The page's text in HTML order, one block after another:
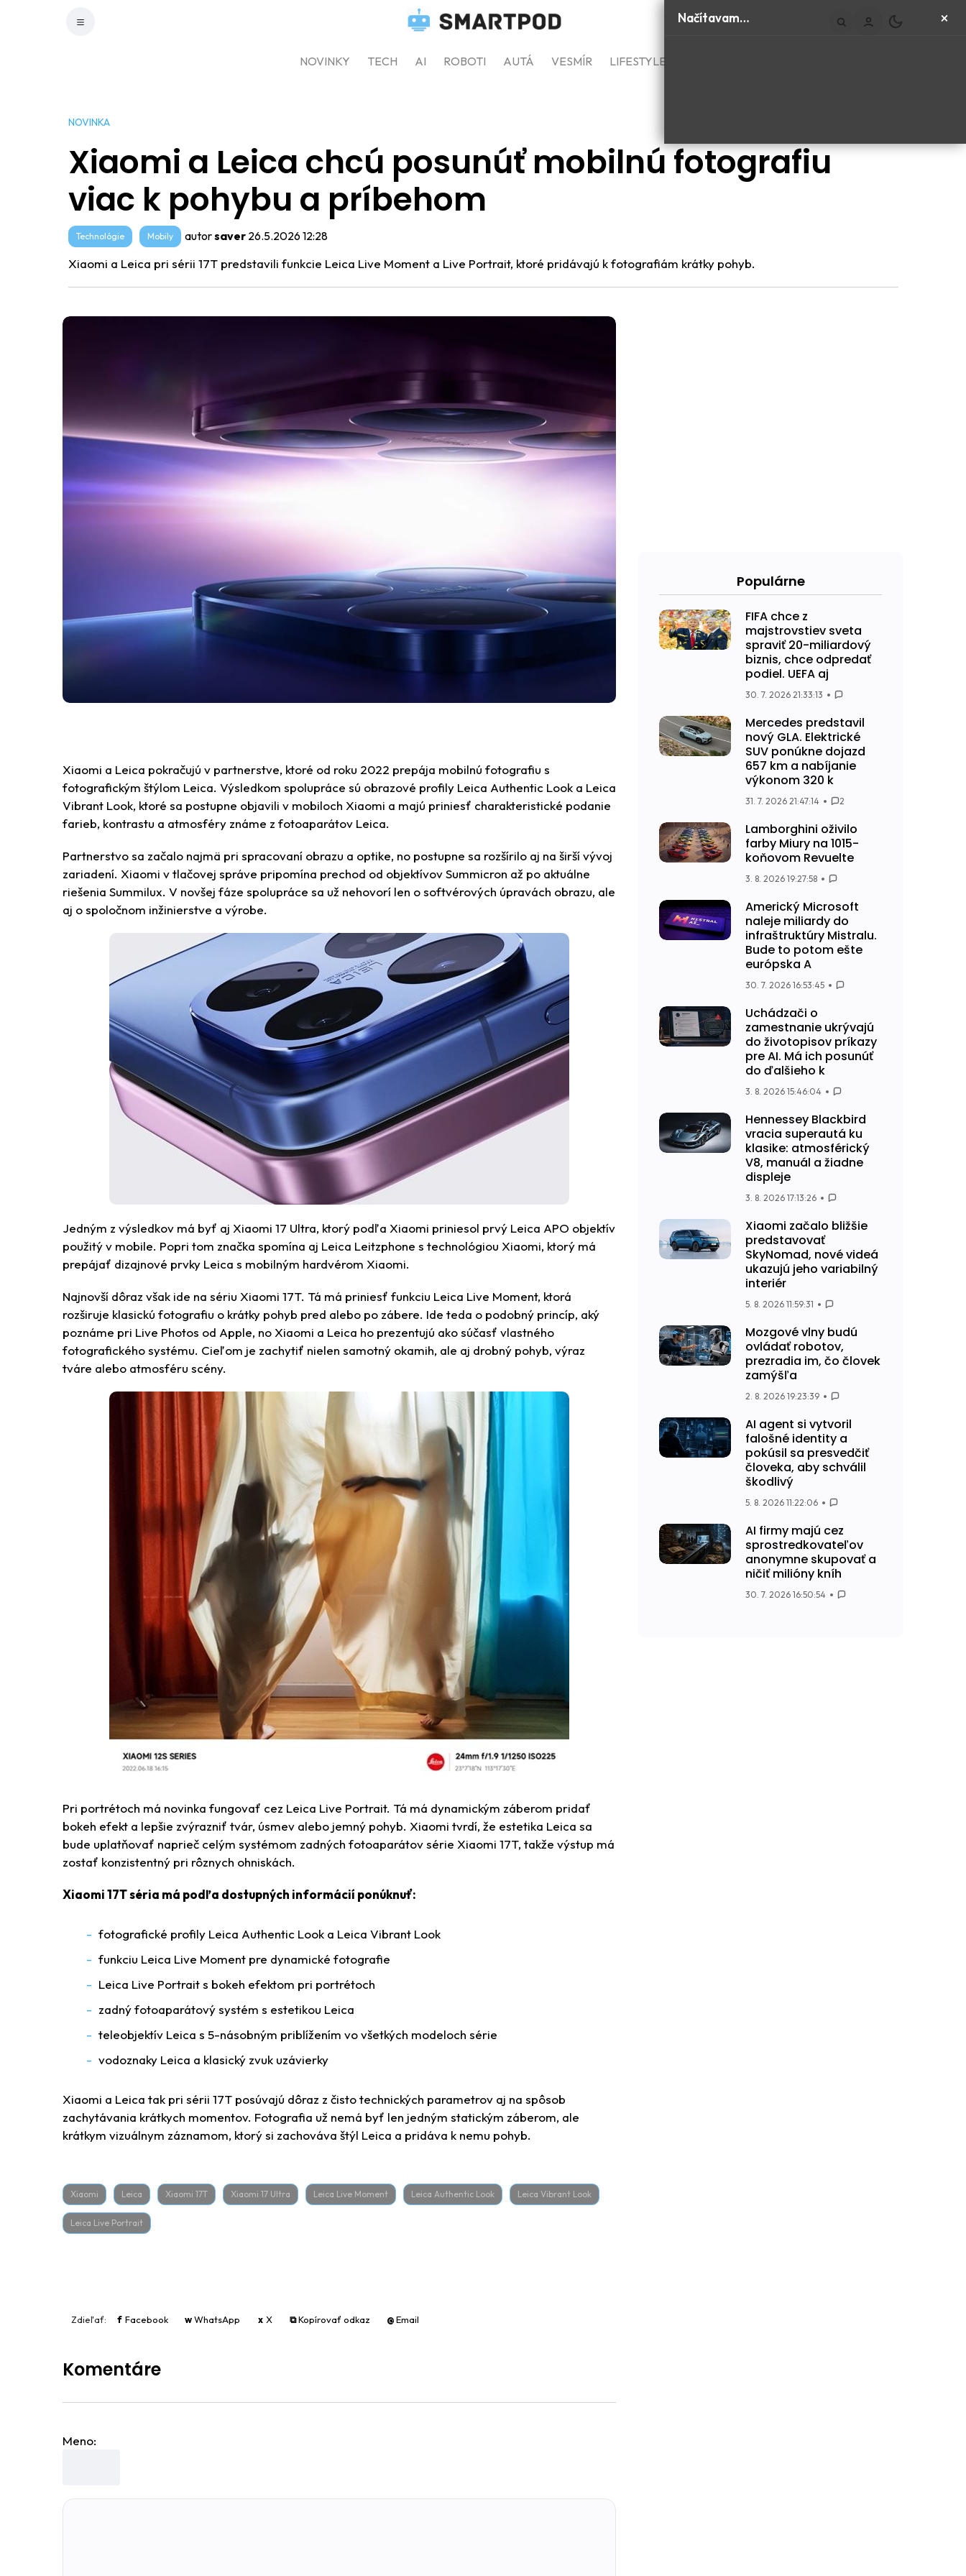
Načítavam… ×
NOVINKY TECH AI ROBOTI AUTÁ VESMÍR LIFESTYLE
NOVINKA
Xiaomi a Leica chcú posunúť mobilnú fotografiu
viac k pohybu a príbehom
Technológie Mobily autorsaver26.5.2026 12:28
Xiaomi a Leica pri sérii 17T predstavili funkcie Leica Live Moment a Live Portrait, ktoré pridávajú k fotografiám krátky pohyb.
Xiaomi a Leica pokračujú v partnerstve, ktoré od roku 2022 prepája mobilnú fotografiu s
fotografickým štýlom Leica. Výsledkom spolupráce sú obrazové profily Leica Authentic Look a Leica
Vibrant Look, ktoré sa postupne objavili v mobiloch Xiaomi a majú priniesť charakteristické podanie
farieb, kontrastu a atmosféry známe z fotoaparátov Leica.
Partnerstvo sa začalo najmä pri spracovaní obrazu a optike, no postupne sa rozšírilo aj na širší vývoj
zariadení. Xiaomi v tlačovej správe pripomína prechod od objektívov Summicron až po aktuálne
riešenia Summilux. V novšej fáze spolupráce sa už nehovorí len o softvérových úpravách obrazu, ale
aj o spoločnom inžinierstve a výrobe.
Jedným z výsledkov má byť aj Xiaomi 17 Ultra, ktorý podľa Xiaomi priniesol prvý Leica APO objektív
použitý v mobile. Popri tom značka spomína aj Leica Leitzphone s technológiou Xiaomi, ktorý má
prepájať dizajnové prvky Leica s mobilným hardvérom Xiaomi.
Najnovší dôraz však ide na sériu Xiaomi 17T. Tá má priniesť funkciu Leica Live Moment, ktorá
rozširuje klasickú fotografiu o krátky pohyb pred alebo po zábere. Ide teda o podobný princíp, aký
poznáme pri Live Photos od Apple, no Xiaomi a Leica ho prezentujú ako súčasť vlastného
fotografického systému. Cieľom je zachytiť nielen samotný okamih, ale aj drobný pohyb, výraz
tváre alebo atmosféru scény.
Pri portrétoch má novinka fungovať cez Leica Live Portrait. Tá má dynamickým záberom pridať
bokeh efekt a lepšie zvýrazniť tvár, úsmev alebo jemný pohyb. Xiaomi tvrdí, že estetika Leica sa
bude uplatňovať naprieč celým systémom zadných fotoaparátov série Xiaomi 17T, takže výstup má
zostať konzistentný pri rôznych ohniskách.
Xiaomi 17T séria má podľa dostupných informácií ponúknuť:
fotografické profily Leica Authentic Look a Leica Vibrant Look
funkciu Leica Live Moment pre dynamické fotografie
Leica Live Portrait s bokeh efektom pri portrétoch
zadný fotoaparátový systém s estetikou Leica
teleobjektív Leica s 5-násobným priblížením vo všetkých modeloch série
vodoznaky Leica a klasický zvuk uzávierky
Xiaomi a Leica tak pri sérii 17T posúvajú dôraz z čisto technických parametrov aj na spôsob
zachytávania krátkych momentov. Fotografia už nemá byť len jedným statickým záberom, ale
krátkym vizuálnym záznamom, ktorý si zachováva štýl Leica a pridáva k nemu pohyb.
Xiaomi Leica Xiaomi 17T Xiaomi 17 Ultra Leica Live Moment Leica Authentic Look Leica Vibrant Look
Leica Live Portrait
Zdieľať: f Facebook wWhatsApp x X ⧉ Kopírovať odkaz @Email
Komentáre
Meno:
Populárne
FIFA chce z
majstrovstiev sveta
spraviť 20-miliardový
biznis, chce odpredať
podiel. UEFA aj
30. 7. 2026 21:33:13
Mercedes predstavil
nový GLA. Elektrické
SUV ponúkne dojazd
657 km a nabíjanie
výkonom 320 k
31. 7. 2026 21:47:14 2
Lamborghini oživilo
farby Miury na 1015-
koňovom Revuelte
3. 8. 2026 19:27:58
Americký Microsoft
naleje miliardy do
infraštruktúry Mistralu.
Bude to potom ešte
európska A
30. 7. 2026 16:53:45
Uchádzači o
zamestnanie ukrývajú
do životopisov príkazy
pre AI. Má ich posunúť
do ďalšieho k
3. 8. 2026 15:46:04
Hennessey Blackbird
vracia superautá ku
klasike: atmosférický
V8, manuál a žiadne
displeje
3. 8. 2026 17:13:26
Xiaomi začalo bližšie
predstavovať
SkyNomad, nové videá
ukazujú jeho variabilný
interiér
5. 8. 2026 11:59:31
Mozgové vlny budú
ovládať robotov,
prezradia im, čo človek
zamýšľa
2. 8. 2026 19:23:39
AI agent si vytvoril
falošné identity a
pokúsil sa presvedčiť
človeka, aby schválil
škodlivý
5. 8. 2026 11:22:06
AI firmy majú cez
sprostredkovateľov
anonymne skupovať a
ničiť milióny kníh
30. 7. 2026 16:50:54